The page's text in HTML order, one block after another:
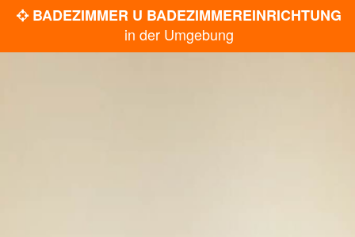
BADEZIMMER U BADEZIMMEREINRICHTUNG
in der Umgebung